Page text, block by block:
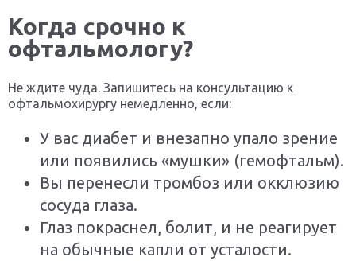
Когда срочно к
офтальмологу?
Не ждите чуда. Запишитесь на консультацию к
офтальмохирургу немедленно, если:
У вас диабет и внезапно упало зрение
или появились «мушки» (гемофтальм).
Вы перенесли тромбоз или окклюзию
сосуда глаза.
Глаз покраснел, болит, и не реагирует
на обычные капли от усталости.